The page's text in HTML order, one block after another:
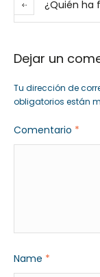
¿Quién ha
Dejar un
Tu dirección de
obligatorios están
Comentario *
Name *